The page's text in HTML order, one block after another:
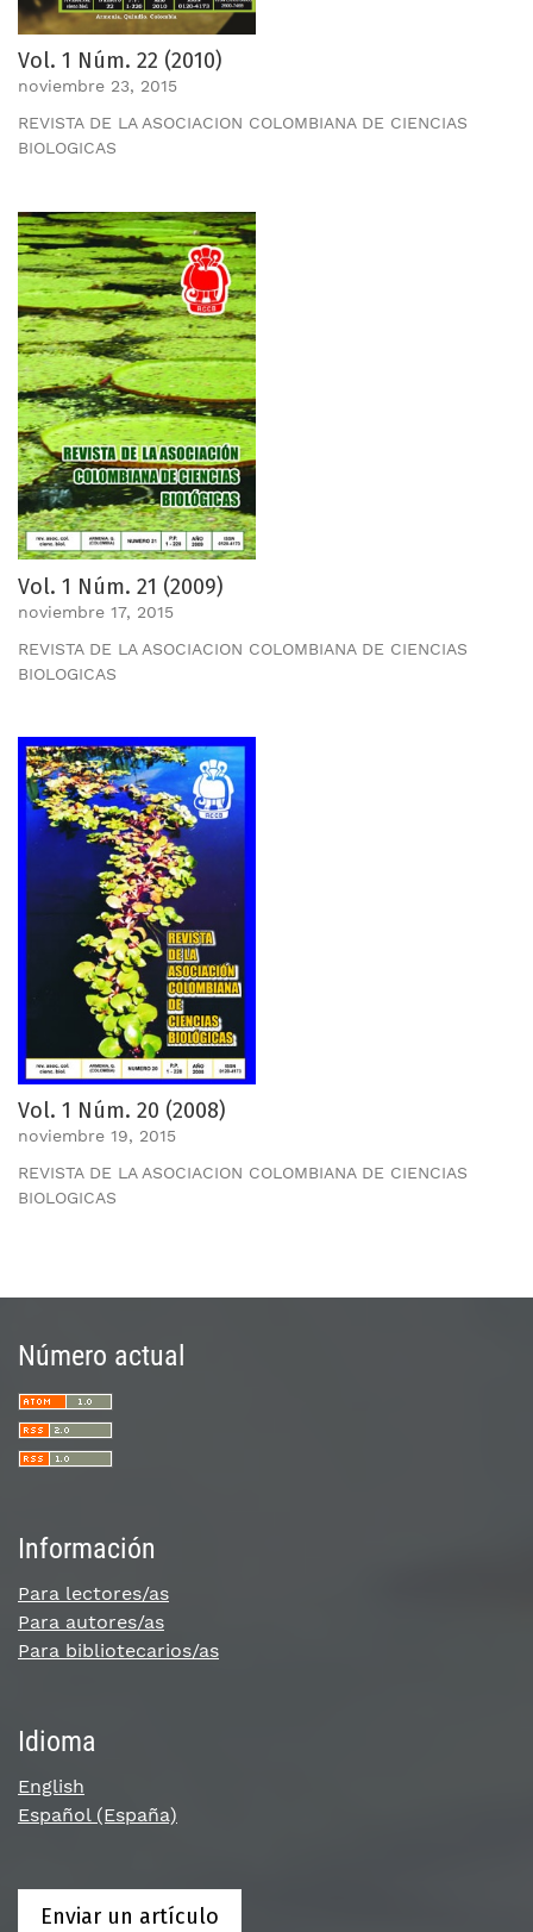
Vol. 1 Núm. 22 (2010)
noviembre 23, 2015
REVISTA DE LA ASOCIACION COLOMBIANA DE CIENCIAS
BIOLOGICAS
Vol. 1 Núm. 21 (2009)
noviembre 17, 2015
REVISTA DE LA ASOCIACION COLOMBIANA DE CIENCIAS
BIOLOGICAS
Vol. 1 Núm. 20 (2008)
noviembre 19, 2015
REVISTA DE LA ASOCIACION COLOMBIANA DE CIENCIAS
BIOLOGICAS
Número actual
Información
Para lectores/as
Para autores/as
Para bibliotecarios/as
Idioma
English
Español (España)
Enviar un artículo